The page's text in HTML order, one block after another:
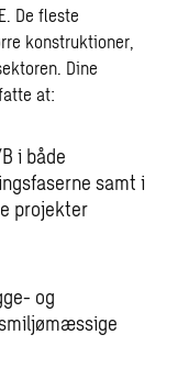
De fleste
konstruktioner,
Dine
at:
i både
samt i
projekter
og